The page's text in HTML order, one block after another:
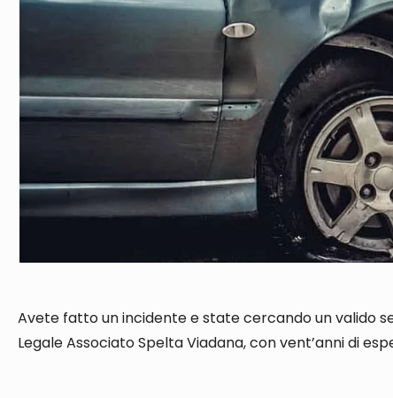
Avete fatto un incidente e state cercando un valido
Legale Associato Spelta Viadana, con vent’anni di